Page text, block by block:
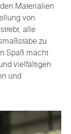
Materialien
von
alle
zu
Spaß macht
vielfältigen
und